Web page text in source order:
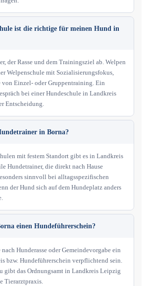
ist die richtige für meinen Hund in
der Rasse und dem Trainingsziel ab. Welpen
Welpenschule mit Sozialisierungsfokus,
von Einzel- oder Gruppentraining. Ein
bei einer Hundeschule in Landkreis
Entscheidung.
in Borna?
mit festem Standort gibt es in Landkreis
Hundetrainer, die direkt nach Hause
sinnvoll bei alltagsspezifischen
der Hund sich auf dem Hundeplatz anders
einen Hundeführerschein?
Hunderasse oder Gemeindevorgabe ein
bzw. Hundeführerschein verpflichtend sein.
gibt das Ordnungsamt in Landkreis Leipzig
Tierarztpraxis.